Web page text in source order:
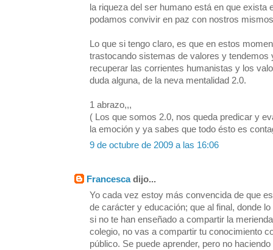
la riqueza del ser humano está en que exista
podamos convivir en paz con nostros
Lo que si tengo claro, es que en estos
trastocando sistemas de valores y tendemos
recuperar las corrientes humanistas y los
duda alguna, de la neva mentalidad 2.0.
1 abrazo,,,
( Los que somos 2.0, nos queda predicar y
la emoción y ya sabes que todo ésto es
9 de octubre de 2009 a las 16:06
Francescadijo...
Yo cada vez estoy más convencida de que
de carácter y educación; que al final, donde
si no te han enseñado a compartir la
colegio, no vas a compartir tu conocimiento
público. Se puede aprender, pero no